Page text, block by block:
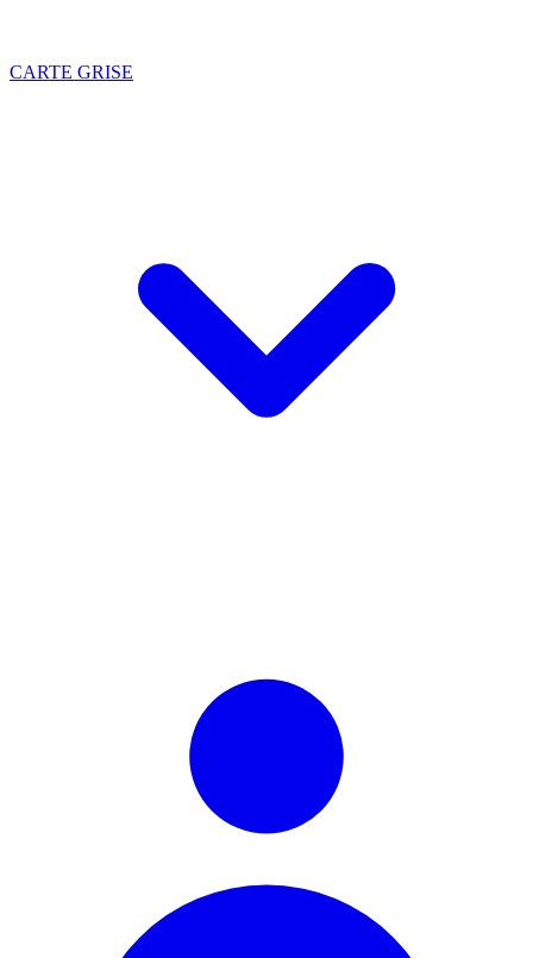
CARTE GRISE